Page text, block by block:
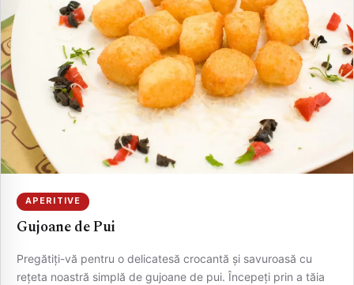
APERITIVE
Gujoane de Pui
Pregătiți-vă pentru o delicatesă crocantă și savuroasă cu
rețeta noastră simplă de gujoane de pui. Începeți prin a tăia